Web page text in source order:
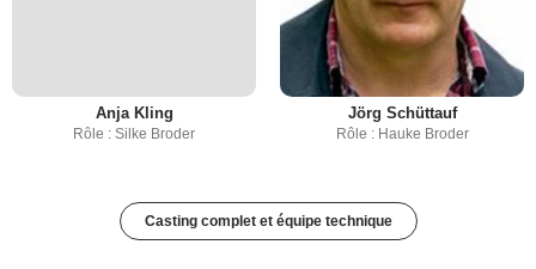
Anja Kling
Rôle : Silke Broder
Jörg Schüttauf
Rôle : Hauke Broder
Casting complet et équipe technique